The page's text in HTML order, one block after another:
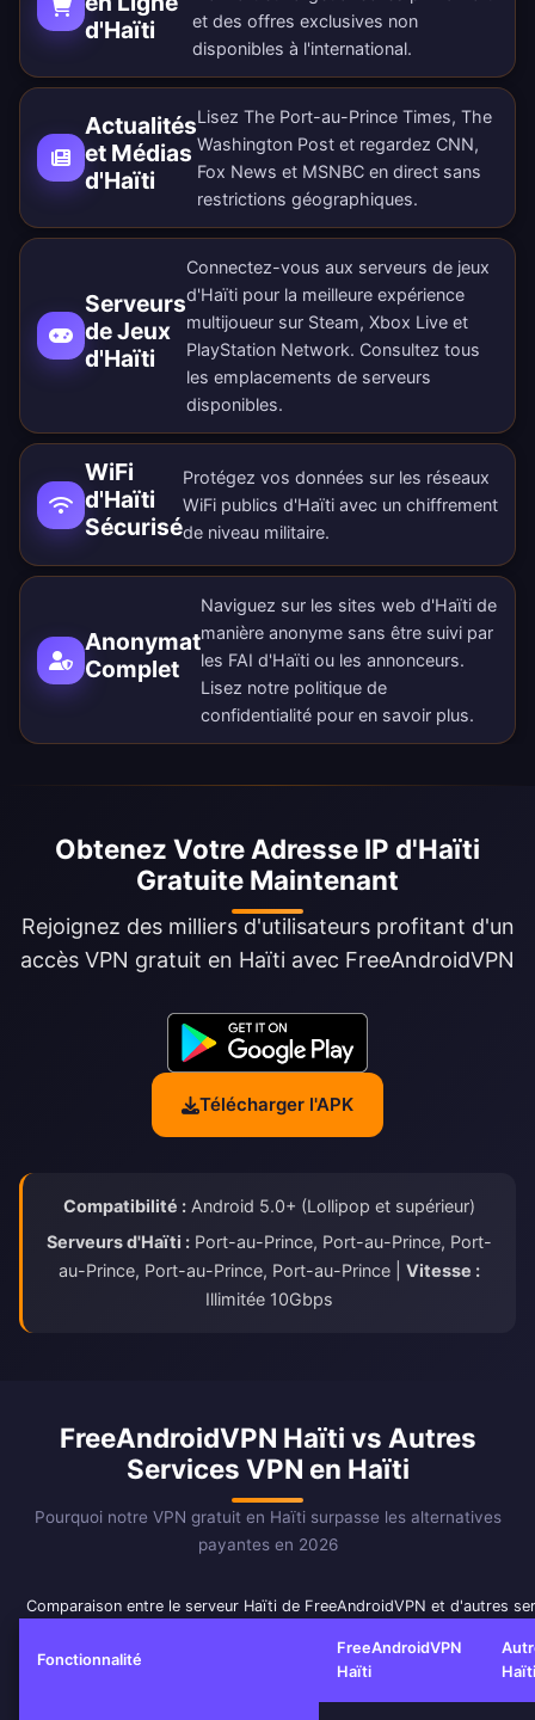
d'Haïti
et des offres exclusives non
disponibles à l'international.
Actualités
et Médias
d'Haïti
Lisez The Port-au-Prince Times, The
Washington Post et regardez CNN,
Fox News et MSNBC en direct sans
restrictions géographiques.
Serveurs
de Jeux
d'Haïti
Connectez-vous aux serveurs de jeux
d'Haïti pour la meilleure expérience
multijoueur sur Steam, Xbox Live et
PlayStation Network. Consultez tous
les emplacements de serveurs
disponibles.
WiFi
d'Haïti
Sécurisé
Protégez vos données sur les réseaux
WiFi publics d'Haïti avec un chiffrement
de niveau militaire.
Anonymat
Complet
Naviguez sur les sites web d'Haïti de
manière anonyme sans être suivi par
les FAI d'Haïti ou les annonceurs.
Lisez notre politique de
confidentialité pour en savoir plus.
Obtenez Votre Adresse IP d'Haïti
Gratuite Maintenant
Rejoignez des milliers d'utilisateurs profitant d'un
accès VPN gratuit en Haïti avec FreeAndroidVPN
Télécharger l'APK
Compatibilité : Android 5.0+ (Lollipop et supérieur)
Serveurs d'Haïti : Port-au-Prince, Port-au-Prince, Port-
au-Prince, Port-au-Prince, Port-au-Prince | Vitesse :
Illimitée 10Gbps
FreeAndroidVPN Haïti vs Autres
Services VPN en Haïti
Pourquoi notre VPN gratuit en Haïti surpasse les alternatives
payantes en 2026
Comparaison entre le serveur Haïti de FreeAndroidVPN et d'autres
Fonctionnalité
FreeAndroidVPN
Haïti
Haïti